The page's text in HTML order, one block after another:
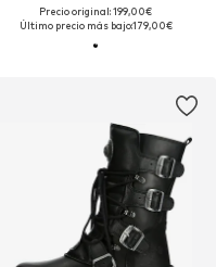
Precio original: 199,00€
Último precio más bajo:179,00€